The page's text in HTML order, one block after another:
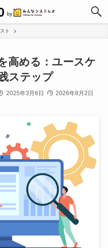
ト
高める：ユースケ
ステップ
2025年3月6日 2026年8月2日